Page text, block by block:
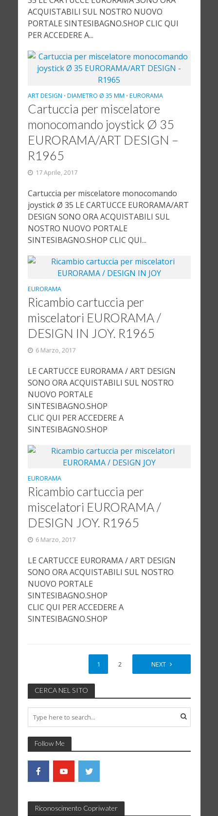
ACQUISTABILI SUL NOSTRO NUOVO
PORTALE SINTESIBAGNO.SHOP CLIC QUI
PER ACCEDERE A...
ART DESIGN • DIAMETRO Ø 35 MM • EURORAMA
Cartuccia per miscelatore
monocomando joystick Ø 35
EURORAMA/ART DESIGN –
R1965
17 Aprile, 2017
Cartuccia per miscelatore monocomando
joystick Ø 35 LE CARTUCCE EURORAMA/ART
DESIGN SONO ORA ACQUISTABILI SUL
NOSTRO NUOVO PORTALE
SINTESIBAGNO.SHOP CLIC QUI...
EURORAMA
Ricambio cartuccia per
miscelatori EURORAMA /
DESIGN IN JOY. R1965
6 Marzo, 2017
LE CARTUCCE EURORAMA / ART DESIGN
SONO ORA ACQUISTABILI SUL NOSTRO
NUOVO PORTALE
SINTESIBAGNO.SHOP
CLIC QUI PER ACCEDERE A
SINTESIBAGNO.SHOP
EURORAMA
Ricambio cartuccia per
miscelatori EURORAMA /
DESIGN JOY. R1965
6 Marzo, 2017
LE CARTUCCE EURORAMA / ART DESIGN
SONO ORA ACQUISTABILI SUL NOSTRO
NUOVO PORTALE
SINTESIBAGNO.SHOP
CLIC QUI PER ACCEDERE A
SINTESIBAGNO.SHOP
1 2 NEXT
CERCA NEL SITO
Follow Me
Riconoscimento Copriwater